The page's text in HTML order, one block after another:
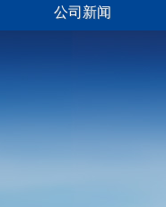
公司新闻